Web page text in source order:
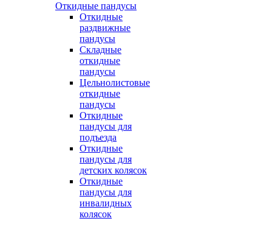
Откидные пандусы
Откидные
раздвижные
пандусы
Складные
откидные
пандусы
Цельнолистовые
откидные
пандусы
Откидные
пандусы для
подъезда
Откидные
пандусы для
детских колясок
Откидные
пандусы для
инвалидных
колясок